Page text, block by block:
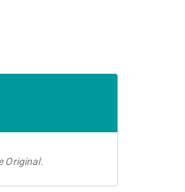
Original.